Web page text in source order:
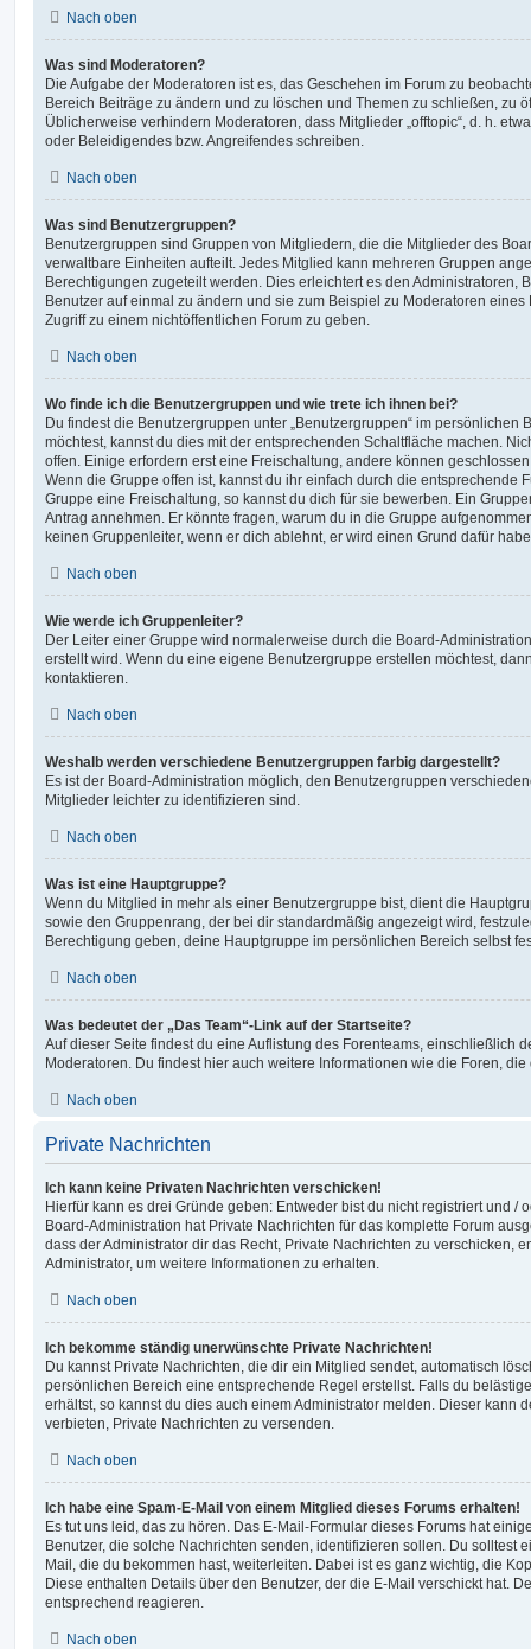
Nach oben
Was sind Moderatoren?
Die Aufgabe der Moderatoren ist es, das Geschehen im Forum zu
Bereich Beiträge zu ändern und zu löschen und Themen zu schließen, zu
Üblicherweise verhindern Moderatoren, dass Mitglieder „offtopic“, d. h.
oder Beleidigendes bzw. Angreifendes schreiben.
Nach oben
Was sind Benutzergruppen?
Benutzergruppen sind Gruppen von Mitgliedern, die die Mitglieder des
verwaltbare Einheiten aufteilt. Jedes Mitglied kann mehreren Gruppen
Berechtigungen zugeteilt werden. Dies erleichtert es den Administratoren,
Benutzer auf einmal zu ändern und sie zum Beispiel zu Moderatoren
Zugriff zu einem nichtöffentlichen Forum zu geben.
Nach oben
Wo finde ich die Benutzergruppen und wie trete ich ihnen bei?
Du findest die Benutzergruppen unter „Benutzergruppen“ im persönlichen
möchtest, kannst du dies mit der entsprechenden Schaltfläche machen.
offen. Einige erfordern erst eine Freischaltung, andere können
Wenn die Gruppe offen ist, kannst du ihr einfach durch die entsprechende
Gruppe eine Freischaltung, so kannst du dich für sie bewerben. Ein
Antrag annehmen. Er könnte fragen, warum du in die Gruppe
keinen Gruppenleiter, wenn er dich ablehnt, er wird einen Grund dafür
Nach oben
Wie werde ich Gruppenleiter?
Der Leiter einer Gruppe wird normalerweise durch die Board-
erstellt wird. Wenn du eine eigene Benutzergruppe erstellen möchtest,
kontaktieren.
Nach oben
Weshalb werden verschiedene Benutzergruppen farbig dargestellt?
Es ist der Board-Administration möglich, den Benutzergruppen
Mitglieder leichter zu identifizieren sind.
Nach oben
Was ist eine Hauptgruppe?
Wenn du Mitglied in mehr als einer Benutzergruppe bist, dient die
sowie den Gruppenrang, der bei dir standardmäßig angezeigt wird,
Berechtigung geben, deine Hauptgruppe im persönlichen Bereich selbst
Nach oben
Was bedeutet der „Das Team“-Link auf der Startseite?
Auf dieser Seite findest du eine Auflistung des Forenteams, einschließlich
Moderatoren. Du findest hier auch weitere Informationen wie die Foren,
Nach oben
Private Nachrichten
Ich kann keine Privaten Nachrichten verschicken!
Hierfür kann es drei Gründe geben: Entweder bist du nicht registriert und /
Board-Administration hat Private Nachrichten für das komplette Forum
dass der Administrator dir das Recht, Private Nachrichten zu verschicken,
Administrator, um weitere Informationen zu erhalten.
Nach oben
Ich bekomme ständig unerwünschte Private Nachrichten!
Du kannst Private Nachrichten, die dir ein Mitglied sendet, automatisch
persönlichen Bereich eine entsprechende Regel erstellst. Falls du
erhältst, so kannst du dies auch einem Administrator melden. Dieser kann
verbieten, Private Nachrichten zu versenden.
Nach oben
Ich habe eine Spam-E-Mail von einem Mitglied dieses Forums erhalten!
Es tut uns leid, das zu hören. Das E-Mail-Formular dieses Forums hat
Benutzer, die solche Nachrichten senden, identifizieren sollen. Du solltest
Mail, die du bekommen hast, weiterleiten. Dabei ist es ganz wichtig, die
Diese enthalten Details über den Benutzer, der die E-Mail verschickt hat.
entsprechend reagieren.
Nach oben